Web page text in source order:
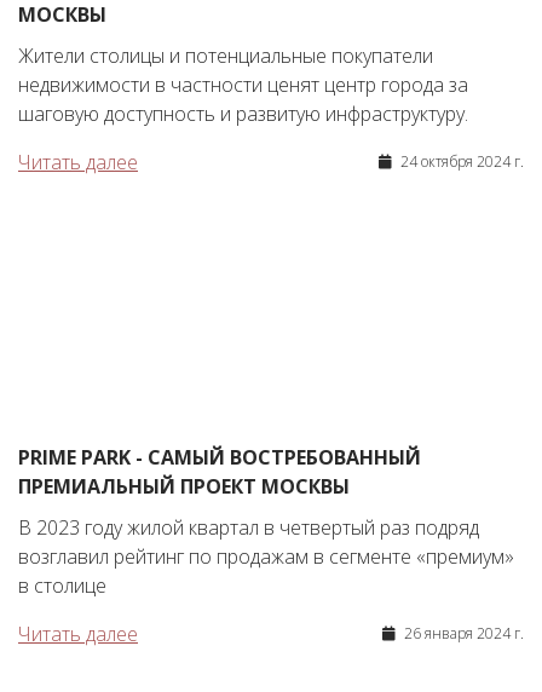
МОСКВЫ
Жители столицы и потенциальные покупатели
недвижимости в частности ценят центр города за
шаговую доступность и развитую инфраструктуру.
Читать далее
24 октября 2024 г.
PRIME PARK - САМЫЙ ВОСТРЕБОВАННЫЙ
ПРЕМИАЛЬНЫЙ ПРОЕКТ МОСКВЫ
В 2023 году жилой квартал в четвертый раз подряд
возглавил рейтинг по продажам в сегменте «премиум»
в столице
Читать далее
26 января 2024 г.